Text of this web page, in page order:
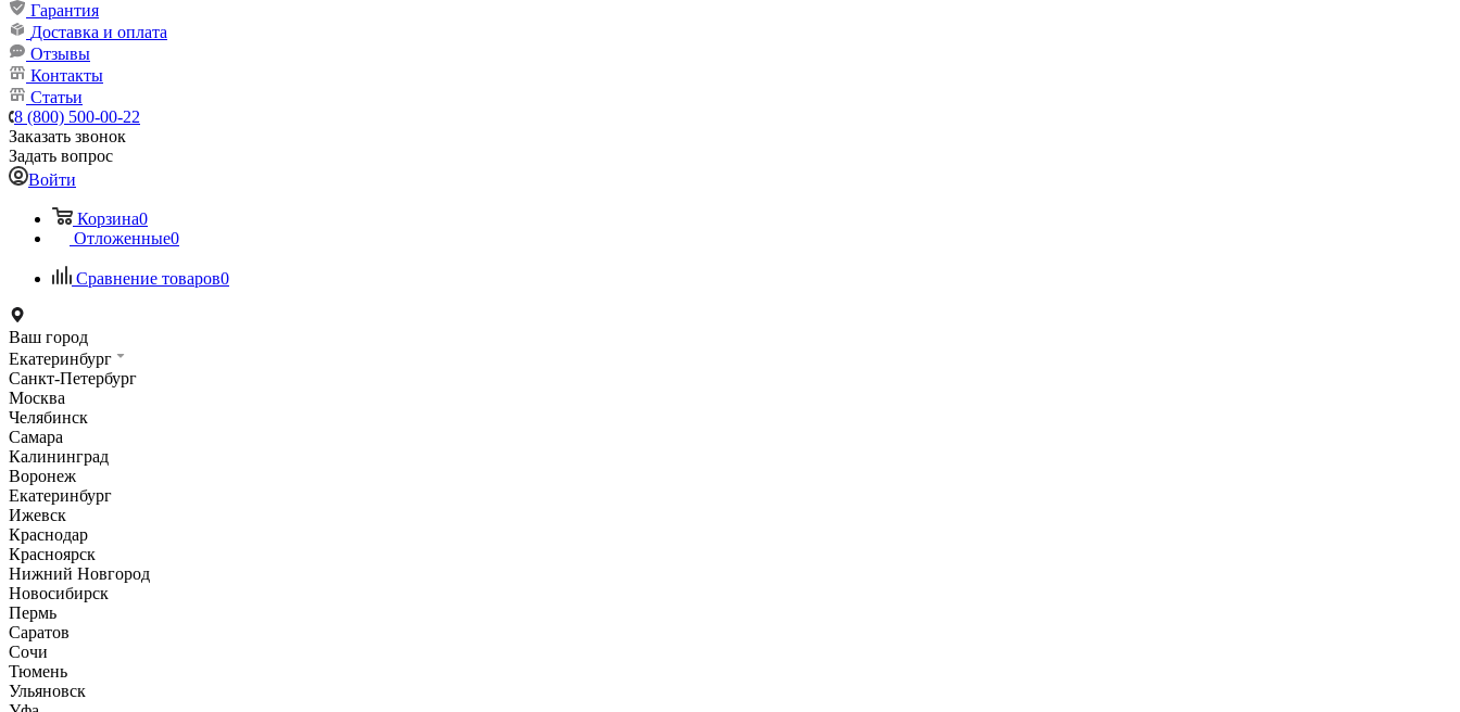
Гарантия
Доставка и оплата
Отзывы
Контакты
Статьи
8 (800) 500-00-22
Заказать звонок
Задать вопрос
Войти
Корзина0
Отложенные0
Сравнение товаров0
Ваш город
Екатеринбург
Санкт-Петербург
Москва
Челябинск
Самара
Калининград
Воронеж
Екатеринбург
Ижевск
Краснодар
Красноярск
Нижний Новгород
Новосибирск
Пермь
Саратов
Сочи
Тюмень
Ульяновск